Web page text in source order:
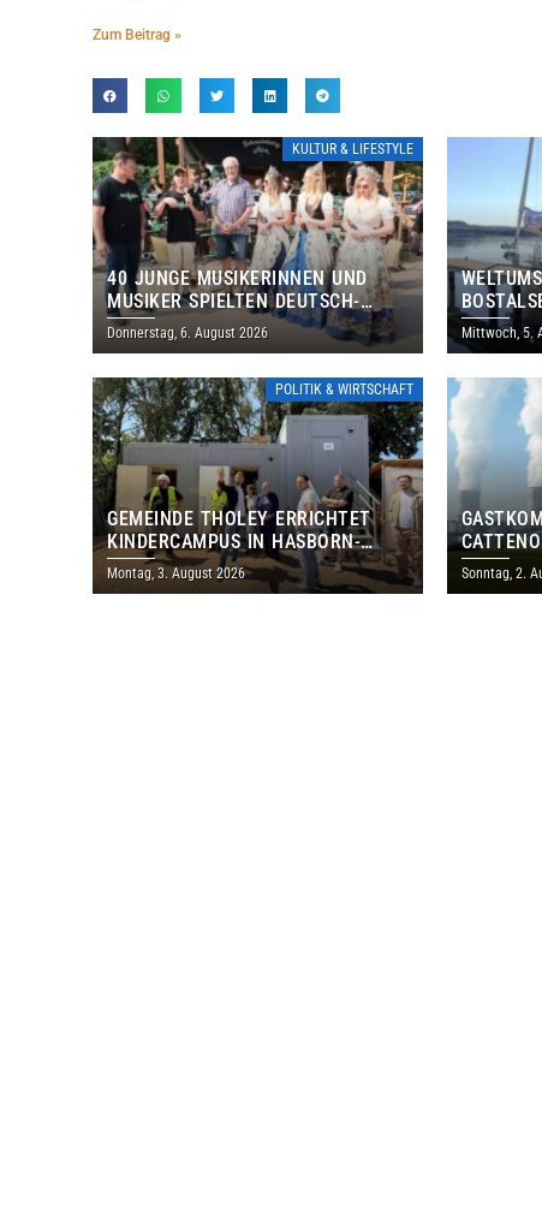
Zum Beitrag »
KULTUR & LIFESTYLE
40 JUNGE MUSIKERINNEN UND
MUSIKER SPIELTEN DEUTSCH-
BRASILIANISCHES PROGRAMM IN
THOLEY
Donnerstag, 6. August 2026 Mittwoch, 5.
POLITIK & WIRTSCHAFT
GEMEINDE THOLEY ERRICHTET
KINDERCAMPUS IN HASBORN-
DAUTWEILER FÜR RUND 8,5 BIS 9
MILLIONEN EURO
Montag, 3. August 2026 Sonntag, 2.